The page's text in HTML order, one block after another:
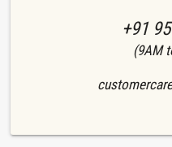
+91
(9AM